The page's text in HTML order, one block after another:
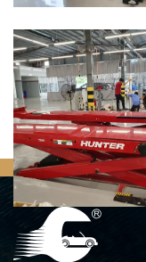
Quay trở lại